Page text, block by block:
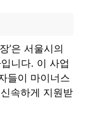
’은 서울시의
니다. 이 사업
들이 마이너스
속하게 지원받